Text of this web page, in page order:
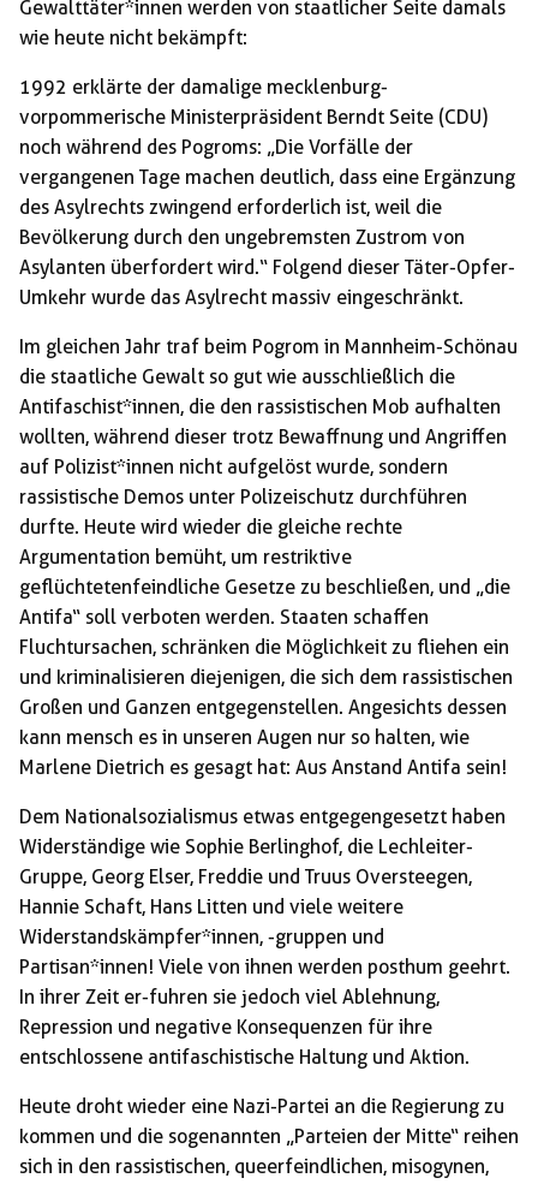
Gewalttäter*innen werden von staatlicher Seite damals
wie heute nicht bekämpft:
1992 erklärte der damalige mecklenburg-
vorpommerische Ministerpräsident Berndt Seite (CDU)
noch während des Pogroms: „Die Vorfälle der
vergangenen Tage machen deutlich, dass eine Ergänzung
des Asylrechts zwingend erforderlich ist, weil die
Bevölkerung durch den ungebremsten Zustrom von
Asylanten überfordert wird.“ Folgend dieser Täter-Opfer-
Umkehr wurde das Asylrecht massiv eingeschränkt.
Im gleichen Jahr traf beim Pogrom in Mannheim-Schönau
die staatliche Gewalt so gut wie ausschließlich die
Antifaschist*innen, die den rassistischen Mob aufhalten
wollten, während dieser trotz Bewaffnung und Angriffen
auf Polizist*innen nicht aufgelöst wurde, sondern
rassistische Demos unter Polizeischutz durchführen
durfte. Heute wird wieder die gleiche rechte
Argumentation bemüht, um restriktive
geflüchtetenfeindliche Gesetze zu beschließen, und „die
Antifa“ soll verboten werden. Staaten schaffen
Fluchtursachen, schränken die Möglichkeit zu fliehen ein
und kriminalisieren diejenigen, die sich dem rassistischen
Großen und Ganzen entgegenstellen. Angesichts dessen
kann mensch es in unseren Augen nur so halten, wie
Marlene Dietrich es gesagt hat: Aus Anstand Antifa sein!
Dem Nationalsozialismus etwas entgegengesetzt haben
Widerständige wie Sophie Berlinghof, die Lechleiter-
Gruppe, Georg Elser, Freddie und Truus Oversteegen,
Hannie Schaft, Hans Litten und viele weitere
Widerstandskämpfer*innen, -gruppen und
Partisan*innen! Viele von ihnen werden posthum geehrt.
In ihrer Zeit er-fuhren sie jedoch viel Ablehnung,
Repression und negative Konsequenzen für ihre
entschlossene antifaschistische Haltung und Aktion.
Heute droht wieder eine Nazi-Partei an die Regierung zu
kommen und die sogenannten „Parteien der Mitte“ reihen
sich in den rassistischen, queerfeindlichen, misogynen,